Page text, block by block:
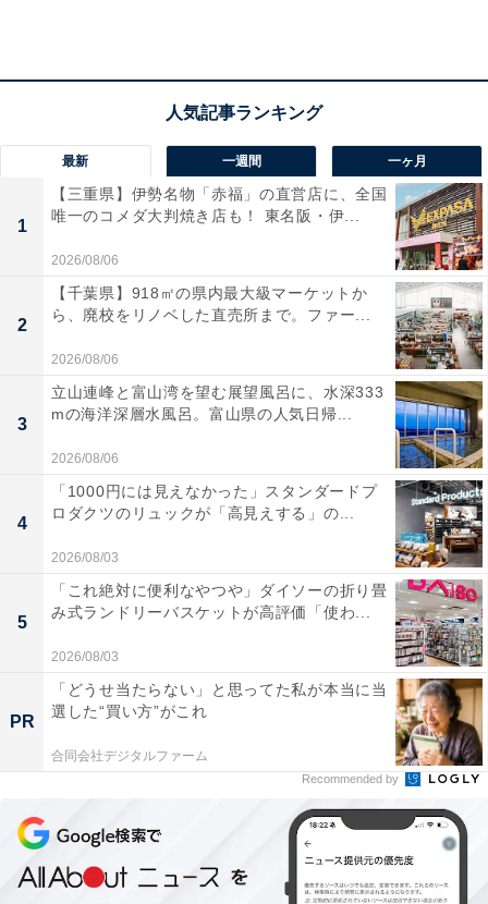
突風・竜巻の予兆は？ 前兆現象を知る
和田氏によると、竜巻の発生しやすい状況（積乱雲の発
生しやすい状況）は、「台風の接近」のほかに、「前線
の存在」「急激な気温上昇」などがあるという。
「これは今や気象庁の雨雲レーダー画像や、各種の気象
情報アプリなどでインターネットやスマートフォンから
簡単に手に入れることが出来ます」
また、天気予報などで「大気が不安定」というような言
葉が使われたならもう危険信号と考えてほしいと指摘
し、前兆を感じるポイントについて、以下の点を挙げ
夕方になってもいないのに「急にあたりが暗くなる」
（黒い雲が近づいてくる）
大粒の雨、または雹（ひょう）が降り始める
カミナリが発生する
夏なのに冷たい風が吹き始める
ゴーという音が遠くから聞こえる
最新 一週間 一ヶ月
1
【三重県】伊勢名物「赤福」の直営店に、全国
唯一のコメダ大判焼き店も！ 東名阪・伊...
2026/08/06
2
【千葉県】918㎡の県内最大級マーケットか
ら、廃校をリノベした直売所まで。ファー...
2026/08/06
3
立山連峰と富山湾を望む展望風呂に、水深333
mの海洋深層水風呂。富山県の人気日帰...
2026/08/06
4
「1000円には見えなかった」スタンダードプ
ロダクツのリュックが「高見えする」の...
2026/08/03
5
「これ絶対に便利なやつや」ダイソーの折り畳
み式ランドリーバスケットが高評価「使わ...
2026/08/03
PR
「どうせ当たらない」と思ってた私が本当に当
選した“買い方”がこれ
合同会社デジタルファーム
Recommended by